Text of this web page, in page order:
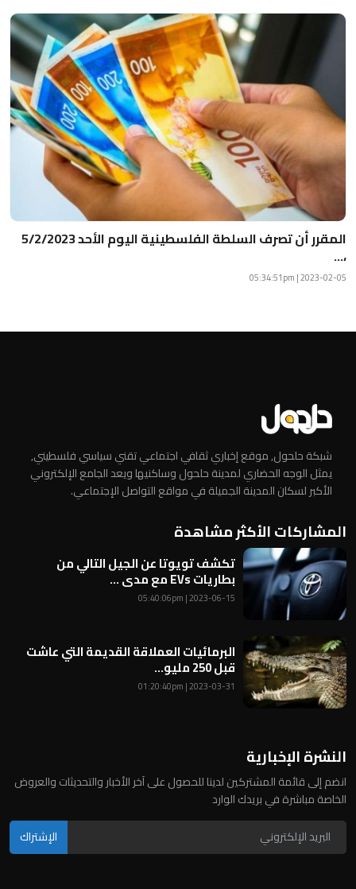
المقرر أن تصرف السلطة الفلسطينية اليوم الأحد 5/2/2023
،...
2023-02-05 | 05:34:51pm
شبكة حلحول, موقع إخباري ثقافي اجتماعي تقني سياسي فلسطيني,
يمثل الوجه الحضاري لمدينة حلحول وساكنيها ويعد الجامع الإلكتروني
الأكبر لسكان المدينة الجميلة في مواقع التواصل الإجتماعي.
المشاركات الأكثر مشاهدة
تكشف تويوتا عن الجيل التالي من
بطاريات EVs مع مدى ...
2023-06-15 | 05:40:06pm
البرمائيات العملاقة القديمة التي عاشت
قبل 250 مليو...
2023-03-31 | 01:20:40pm
النشرة الإخبارية
انضم إلى قائمة المشتركين لدينا للحصول على آخر الأخبار والتحديثات والعروض
الخاصة مباشرة في بريدك الوارد
الإشتراك